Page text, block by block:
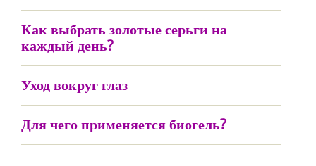
Как выбрать золотые серьги на
каждый день?
Уход вокруг глаз
Для чего применяется биогель?